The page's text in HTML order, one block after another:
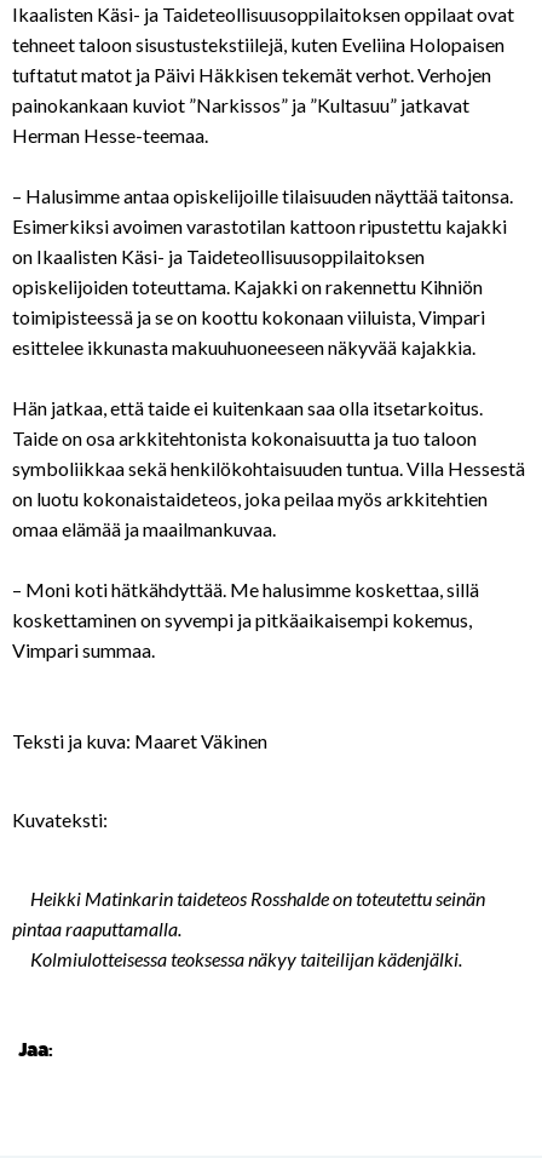
Ikaalisten Käsi- ja Taideteollisuusoppilaitoksen oppilaat ovat
tehneet taloon sisustustekstiilejä, kuten Eveliina Holopaisen
tuftatut matot ja Päivi Häkkisen tekemät verhot. Verhojen
painokankaan kuviot ”Narkissos” ja ”Kultasuu” jatkavat
Herman Hesse-teemaa.
– Halusimme antaa opiskelijoille tilaisuuden näyttää taitonsa.
Esimerkiksi avoimen varastotilan kattoon ripustettu kajakki
on Ikaalisten Käsi- ja Taideteollisuusoppilaitoksen
opiskelijoiden toteuttama. Kajakki on rakennettu Kihniön
toimipisteessä ja se on koottu kokonaan viiluista, Vimpari
esittelee ikkunasta makuuhuoneeseen näkyvää kajakkia.
Hän jatkaa, että taide ei kuitenkaan saa olla itsetarkoitus.
Taide on osa arkkitehtonista kokonaisuutta ja tuo taloon
symboliikkaa sekä henkilökohtaisuuden tuntua. Villa Hessestä
on luotu kokonaistaideteos, joka peilaa myös arkkitehtien
omaa elämää ja maailmankuvaa.
– Moni koti hätkähdyttää. Me halusimme koskettaa, sillä
koskettaminen on syvempi ja pitkäaikaisempi kokemus,
Vimpari summaa.
Teksti ja kuva: Maaret Väkinen
Kuvateksti:
Heikki Matinkarin taideteos Rosshalde on toteutettu seinän
pintaa raaputtamalla.
Kolmiulotteisessa teoksessa näkyy taiteilijan kädenjälki.
Jaa: